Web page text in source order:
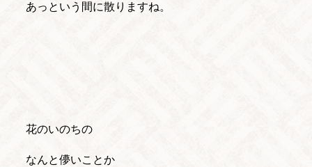
あっという間に散りますね。
花のいのちの
なんと儚いことか